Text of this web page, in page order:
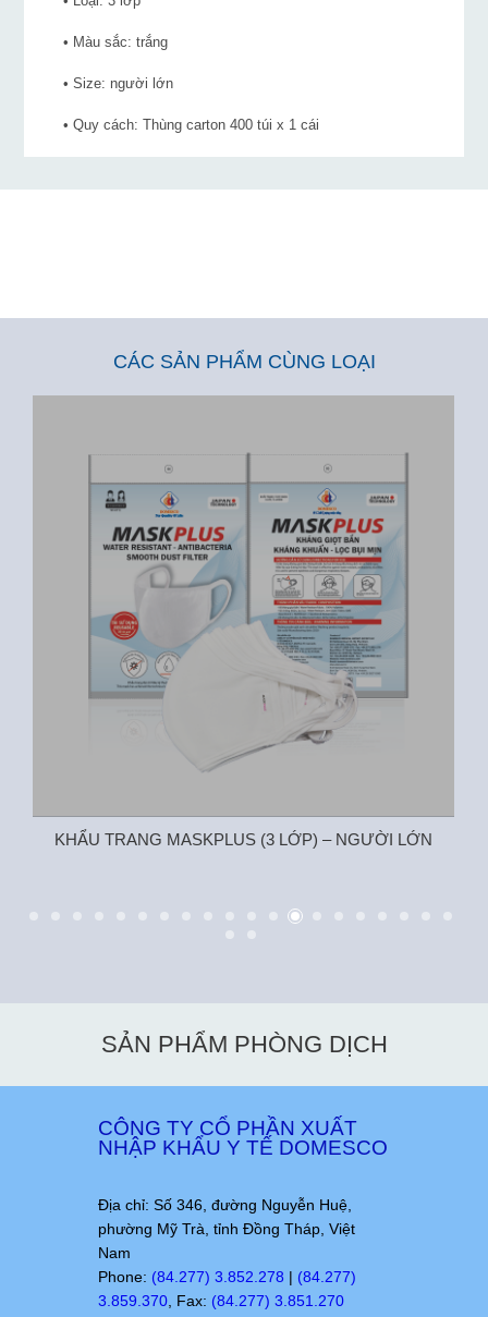
• Màu sắc: trắng
• Size: người lớn
• Quy cách: Thùng carton 400 túi x 1 cái
CÁC SẢN PHẨM CÙNG LOẠI
KHẨU TRANG MASKPLUS (3 LỚP) – NGƯỜI LỚN
SẢN PHẨM PHÒNG DỊCH
CÔNG TY CỔ PHẦN XUẤT
NHẬP KHẨU Y TẾ DOMESCO
Địa chỉ: Số 346, đường Nguyễn Huệ,
phường Mỹ Trà, tỉnh Đồng Tháp, Việt
Nam
Phone: (84.277) 3.852.278 | (84.277)
3.859.370, Fax: (84.277) 3.851.270